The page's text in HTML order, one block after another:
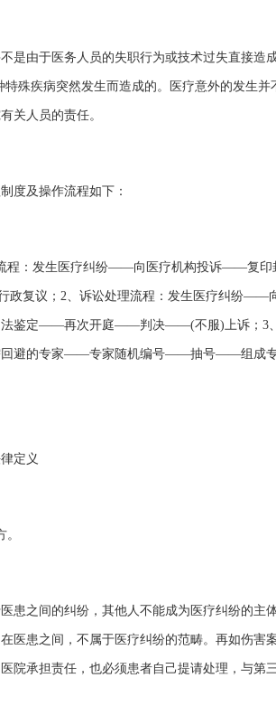
是由于医务人员的失职行为或技术过失直接
特殊疾病突然发生而造成的。医疗意外的发生
关人员的责任。
度及操作流程如下：
程：发生医疗纠纷——向医疗机构投诉——复
政复议；2、诉讼处理流程：发生医疗纠纷
鉴定——再次开庭——判决——(不服)上诉；3
避的专家——专家随机编号——抽号——组成
定义
患之间的纠纷，其他人不能成为医疗纠纷的
医患之间，不属于医疗纠纷的范畴。再如伤
院承担责任，也必须患者自己提请处理，与第